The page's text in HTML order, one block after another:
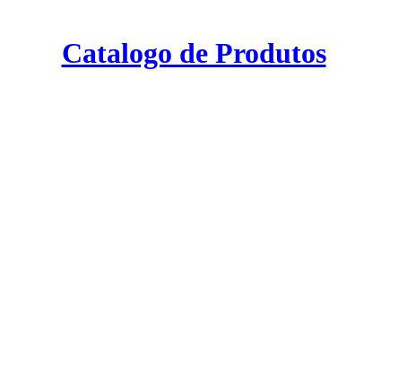
Catalogo de Produtos